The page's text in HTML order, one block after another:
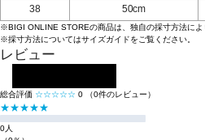
38
50cm
※BIGI ONLINE STOREの商品は、独自の採寸方法によ
※採寸方法についてはサイズガイドをご覧ください。
レビュー
総合評価 ☆☆☆☆☆ 0 （0件のレビュー）
★★★★★
0人